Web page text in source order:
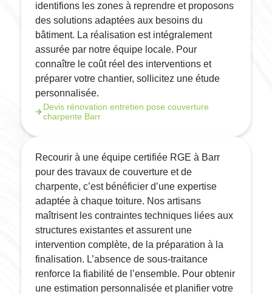
identifions les zones à reprendre et proposons
des solutions adaptées aux besoins du
bâtiment. La réalisation est intégralement
assurée par notre équipe locale. Pour
connaître le coût réel des interventions et
préparer votre chantier, sollicitez une étude
personnalisée.
Devis rénovation entretien pose couverture
charpente Barr
Recourir à une équipe certifiée RGE à Barr
pour des travaux de couverture et de
charpente, c’est bénéficier d’une expertise
adaptée à chaque toiture. Nos artisans
maîtrisent les contraintes techniques liées aux
structures existantes et assurent une
intervention complète, de la préparation à la
finalisation. L’absence de sous-traitance
renforce la fiabilité de l’ensemble. Pour obtenir
une estimation personnalisée et planifier votre